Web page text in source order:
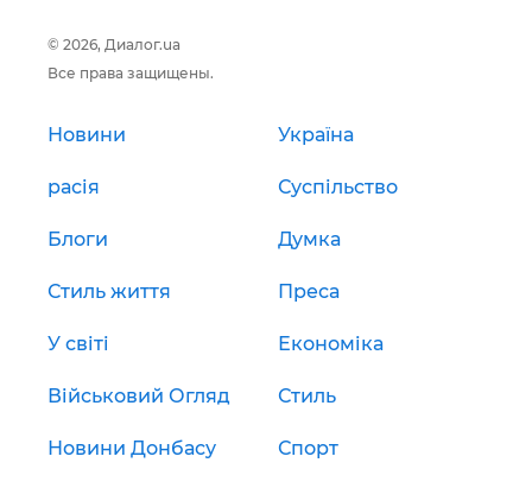
© 2026, Диалог.ua
Все права защищены.
Новини Україна
расія Суспільство
Блоги Думка
Стиль життя Преса
У світі Економіка
Військовий Огляд Стиль
Новини Донбасу Спорт